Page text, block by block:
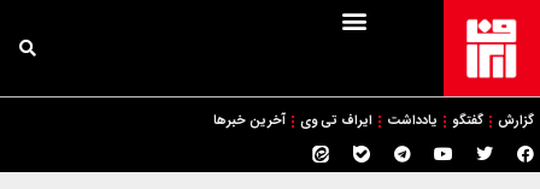
گزارش گفتگو یادداشت ایراف تی وی آخرین خبرها